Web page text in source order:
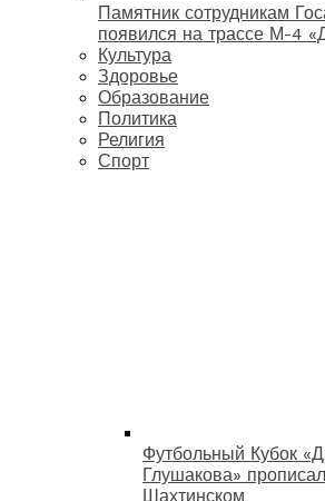
Памятник сотрудникам
появился на трассе М-4
Культура
Здоровье
Образование
Политика
Религия
Спорт
Футбольный Кубок
Глушакова»
Шахтинском